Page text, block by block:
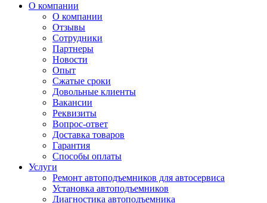
О компании
О компании
Отзывы
Сотрудники
Партнеры
Новости
Опыт
Сжатые сроки
Довольные клиенты
Вакансии
Реквизиты
Вопрос-ответ
Доставка товаров
Гарантия
Способы оплаты
Услуги
Ремонт автоподъемников для автосервиса
Установка автоподъемников
Диагностика автоподъемника